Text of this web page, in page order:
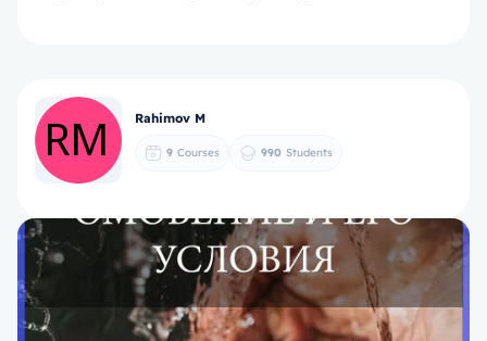
Rahimov M
9 Courses 990 Students